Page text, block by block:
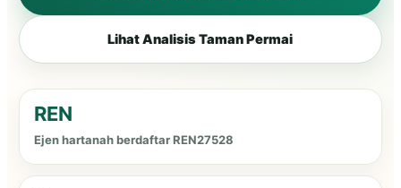
Lihat Analisis Taman Permai
REN
Ejen hartanah berdaftar REN27528